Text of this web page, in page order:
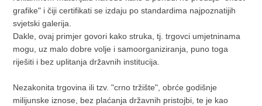
grafike" i čiji certifikati se izdaju po standardima najpoznatijih
svjetski galerija.
Dakle, ovaj primjer govori kako struka, tj. trgovci umjetninama
mogu, uz malo dobre volje i samoorganiziranja, puno toga
riješiti i bez uplitanja državnih institucija.
Nezakonita trgovina ili tzv. "crno tržište", obrće godišnje
milijunske iznose, bez plaćanja državnih pristojbi, te je kao